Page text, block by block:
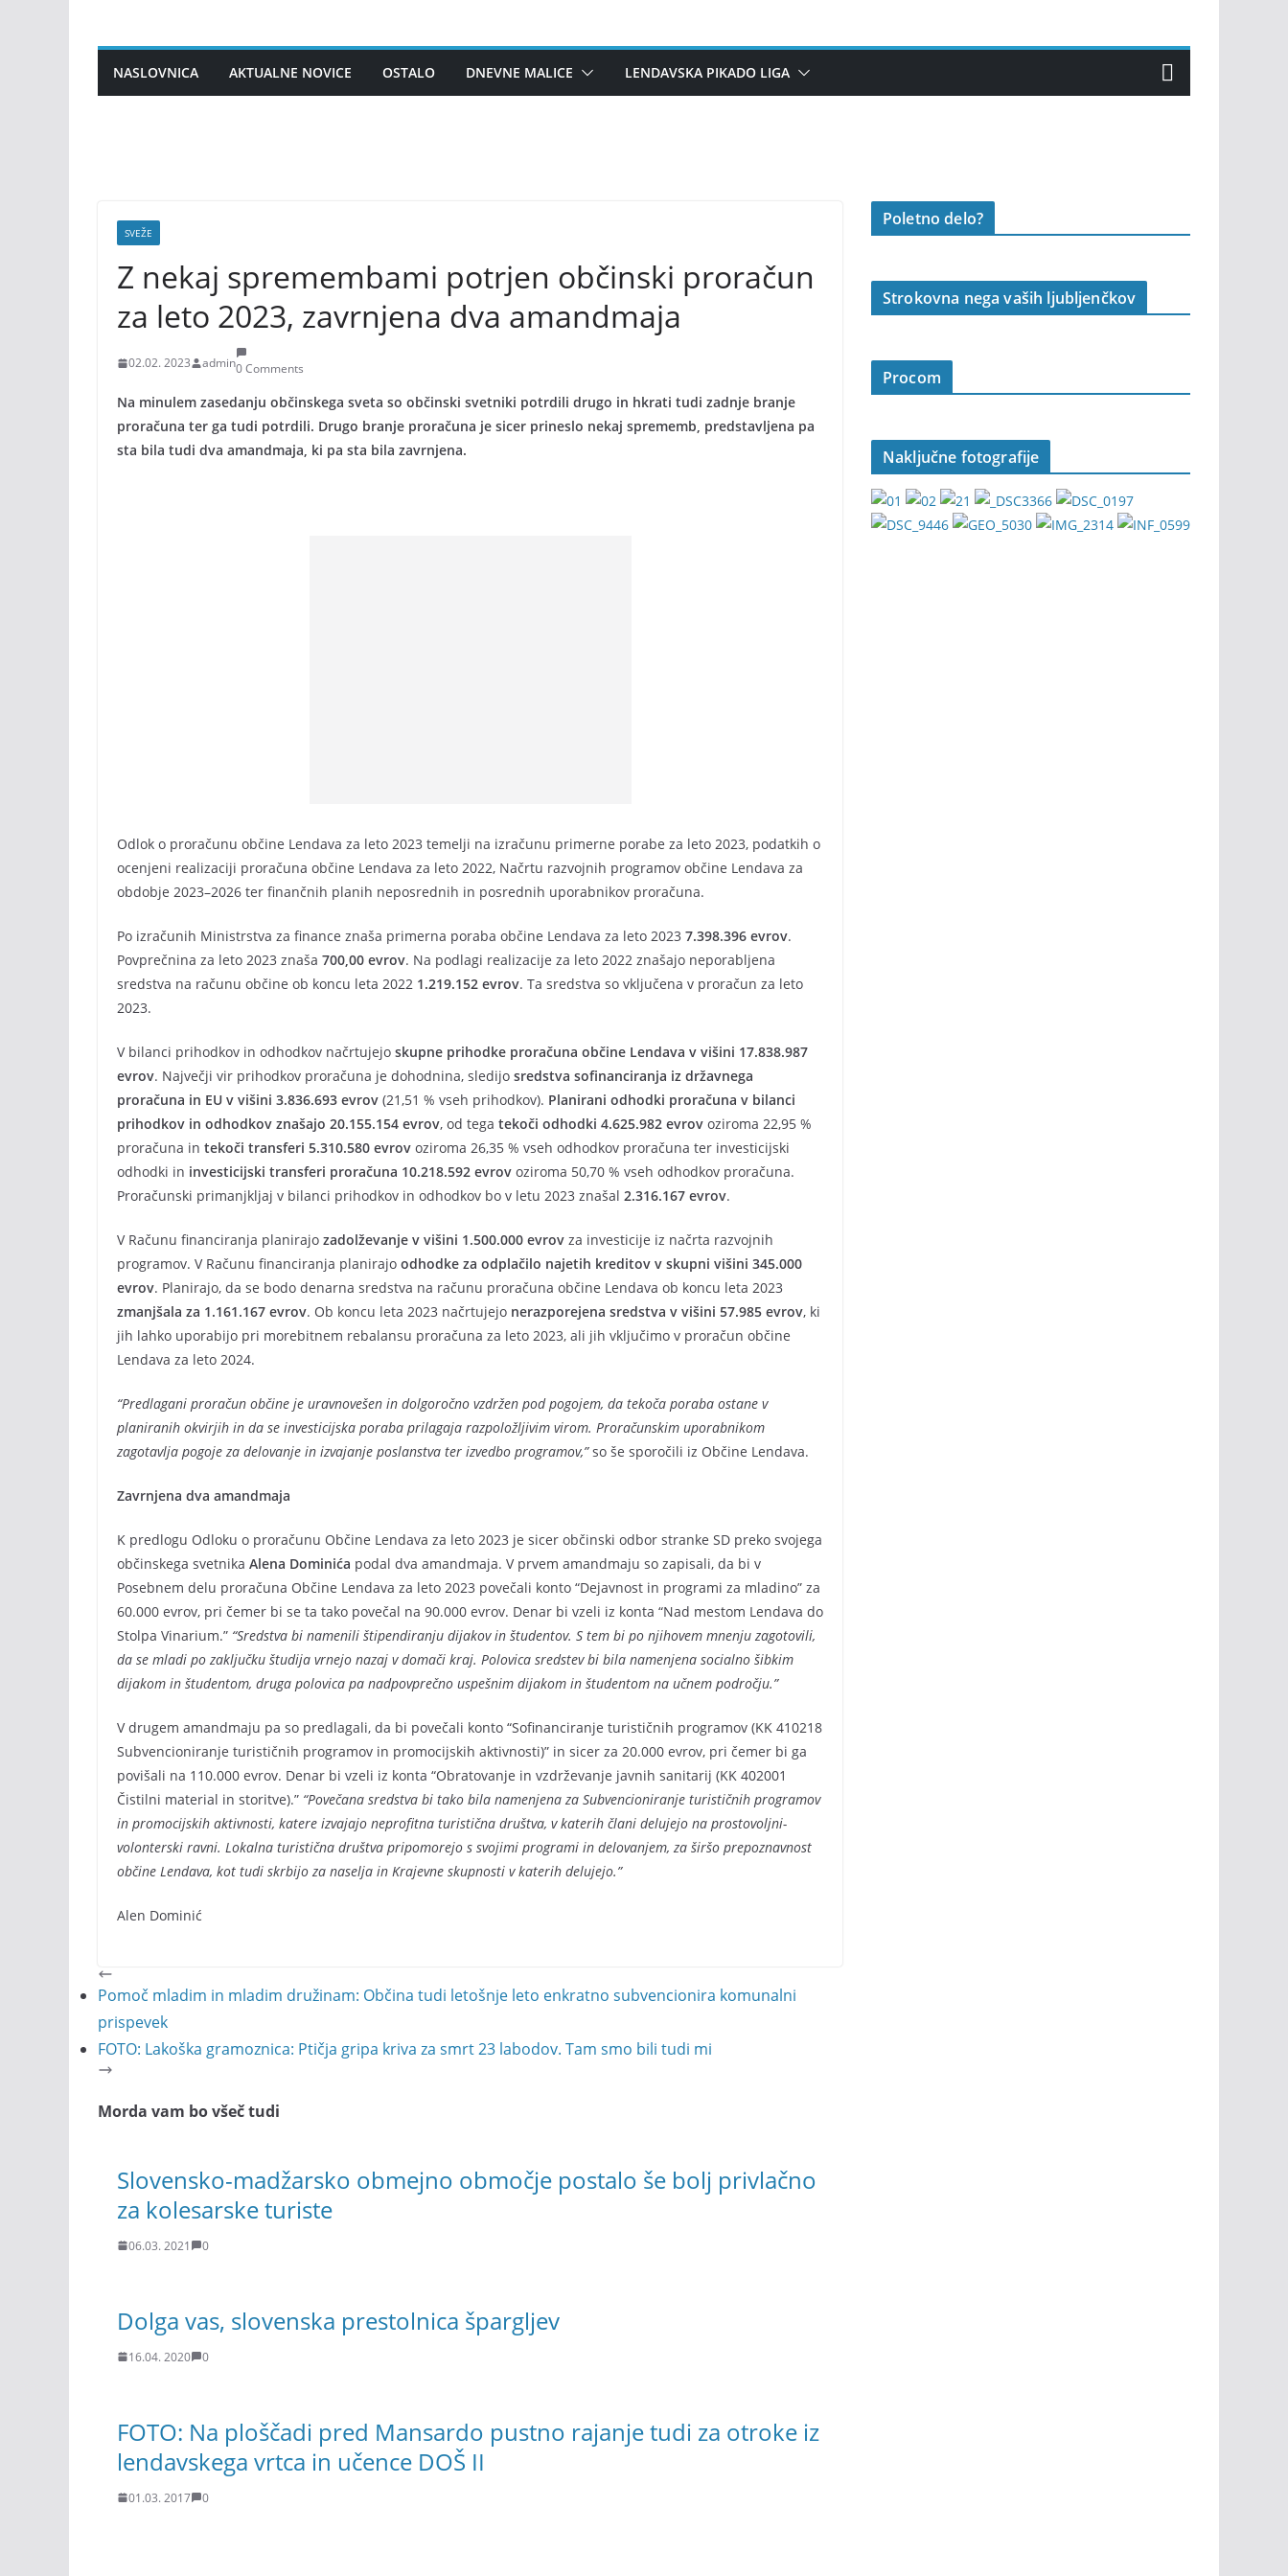
contentNASLOVNICA AKTUALNE NOVICE OSTALO DNEVNE MALICE LENDAVSKA PIKADO LIGA
SVEŽE
Z nekaj spremembami potrjen občinski proračun
za leto 2023, zavrnjena dva amandmaja
02.02. 2023 admin0 Comments
Na minulem zasedanju občinskega sveta so občinski svetniki potrdili drugo in hkrati tudi zadnje branje
proračuna ter ga tudi potrdili. Drugo branje proračuna je sicer prineslo nekaj sprememb, predstavljena pa
sta bila tudi dva amandmaja, ki pa sta bila zavrnjena.
Odlok o proračunu občine Lendava za leto 2023 temelji na izračunu primerne porabe za leto 2023, podatkih o
ocenjeni realizaciji proračuna občine Lendava za leto 2022, Načrtu razvojnih programov občine Lendava za
obdobje 2023–2026 ter finančnih planih neposrednih in posrednih uporabnikov proračuna.
Po izračunih Ministrstva za finance znaša primerna poraba občine Lendava za leto 2023 7.398.396 evrov.
Povprečnina za leto 2023 znaša 700,00 evrov. Na podlagi realizacije za leto 2022 znašajo neporabljena
sredstva na računu občine ob koncu leta 2022 1.219.152 evrov. Ta sredstva so vključena v proračun za leto
2023.
V bilanci prihodkov in odhodkov načrtujejo skupne prihodke proračuna občine Lendava v višini 17.838.987
evrov. Največji vir prihodkov proračuna je dohodnina, sledijo sredstva sofinanciranja iz državnega
proračuna in EU v višini 3.836.693 evrov (21,51 % vseh prihodkov). Planirani odhodki proračuna v bilanci
prihodkov in odhodkov znašajo 20.155.154 evrov, od tega tekoči odhodki 4.625.982 evrov oziroma 22,95 %
proračuna in tekoči transferi 5.310.580 evrov oziroma 26,35 % vseh odhodkov proračuna ter investicijski
odhodki in investicijski transferi proračuna 10.218.592 evrov oziroma 50,70 % vseh odhodkov proračuna.
Proračunski primanjkljaj v bilanci prihodkov in odhodkov bo v letu 2023 znašal 2.316.167 evrov.
V Računu financiranja planirajo zadolževanje v višini 1.500.000 evrov za investicije iz načrta razvojnih
programov. V Računu financiranja planirajo odhodke za odplačilo najetih kreditov v skupni višini 345.000
evrov. Planirajo, da se bodo denarna sredstva na računu proračuna občine Lendava ob koncu leta 2023
zmanjšala za 1.161.167 evrov. Ob koncu leta 2023 načrtujejo nerazporejena sredstva v višini 57.985 evrov, ki
jih lahko uporabijo pri morebitnem rebalansu proračuna za leto 2023, ali jih vključimo v proračun občine
Lendava za leto 2024.
“Predlagani proračun občine je uravnovešen in dolgoročno vzdržen pod pogojem, da tekoča poraba ostane v
planiranih okvirjih in da se investicijska poraba prilagaja razpoložljivim virom. Proračunskim uporabnikom
zagotavlja pogoje za delovanje in izvajanje poslanstva ter izvedbo programov,”so še sporočili iz Občine Lendava.
Zavrnjena dva amandmaja
K predlogu Odloku o proračunu Občine Lendava za leto 2023 je sicer občinski odbor stranke SD preko svojega
občinskega svetnika Alena Dominića podal dva amandmaja. V prvem amandmaju so zapisali, da bi v
Posebnem delu proračuna Občine Lendava za leto 2023 povečali konto “Dejavnost in programi za mladino” za
60.000 evrov, pri čemer bi se ta tako povečal na 90.000 evrov. Denar bi vzeli iz konta “Nad mestom Lendava do
Stolpa Vinarium.” “Sredstva bi namenili štipendiranju dijakov in študentov. S tem bi po njihovem mnenju zagotovili,
da se mladi po zaključku študija vrnejo nazaj v domači kraj. Polovica sredstev bi bila namenjena socialno šibkim
dijakom in študentom, druga polovica pa nadpovprečno uspešnim dijakom in študentom na učnem področju.”
V drugem amandmaju pa so predlagali, da bi povečali konto “Sofinanciranje turističnih programov (KK 410218
Subvencioniranje turističnih programov in promocijskih aktivnosti)” in sicer za 20.000 evrov, pri čemer bi ga
povišali na 110.000 evrov. Denar bi vzeli iz konta “Obratovanje in vzdrževanje javnih sanitarij (KK 402001
Čistilni material in storitve).” “Povečana sredstva bi tako bila namenjena za Subvencioniranje turističnih programov
in promocijskih aktivnosti, katere izvajajo neprofitna turistična društva, v katerih člani delujejo na prostovoljni-
volonterski ravni. Lokalna turistična društva pripomorejo s svojimi programi in delovanjem, za širšo prepoznavnost
občine Lendava, kot tudi skrbijo za naselja in Krajevne skupnosti v katerih delujejo.”
Alen Dominić
Pomoč mladim in mladim družinam: Občina tudi letošnje leto enkratno subvencionira komunalni
prispevek
FOTO: Lakoška gramoznica: Ptičja gripa kriva za smrt 23 labodov. Tam smo bili tudi mi
Morda vam bo všeč tudi
Slovensko-madžarsko obmejno območje postalo še bolj privlačno
za kolesarske turiste
06.03. 2021 0
Dolga vas, slovenska prestolnica špargljev
16.04. 2020 0
FOTO: Na ploščadi pred Mansardo pustno rajanje tudi za otroke iz
lendavskega vrtca in učence DOŠ II
01.03. 2017 0
Poletno delo?
Strokovna nega vaših ljubljenčkov
Procom
Naključne fotografije